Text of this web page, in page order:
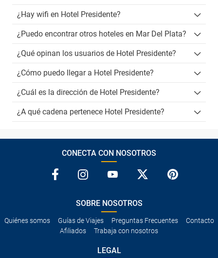
¿Hay wifi en Hotel Presidente?
¿Puedo encontrar otros hoteles en Mar Del Plata?
¿Qué opinan los usuarios de Hotel Presidente?
¿Cómo puedo llegar a Hotel Presidente?
¿Cuál es la dirección de Hotel Presidente?
¿A qué cadena pertenece Hotel Presidente?
CONECTA CON NOSOTROS
SOBRE NOSOTROS
Quiénes somos Guías de Viajes Preguntas Frecuentes
Contacto
Afiliados
Trabaja con nosotros
LEGAL